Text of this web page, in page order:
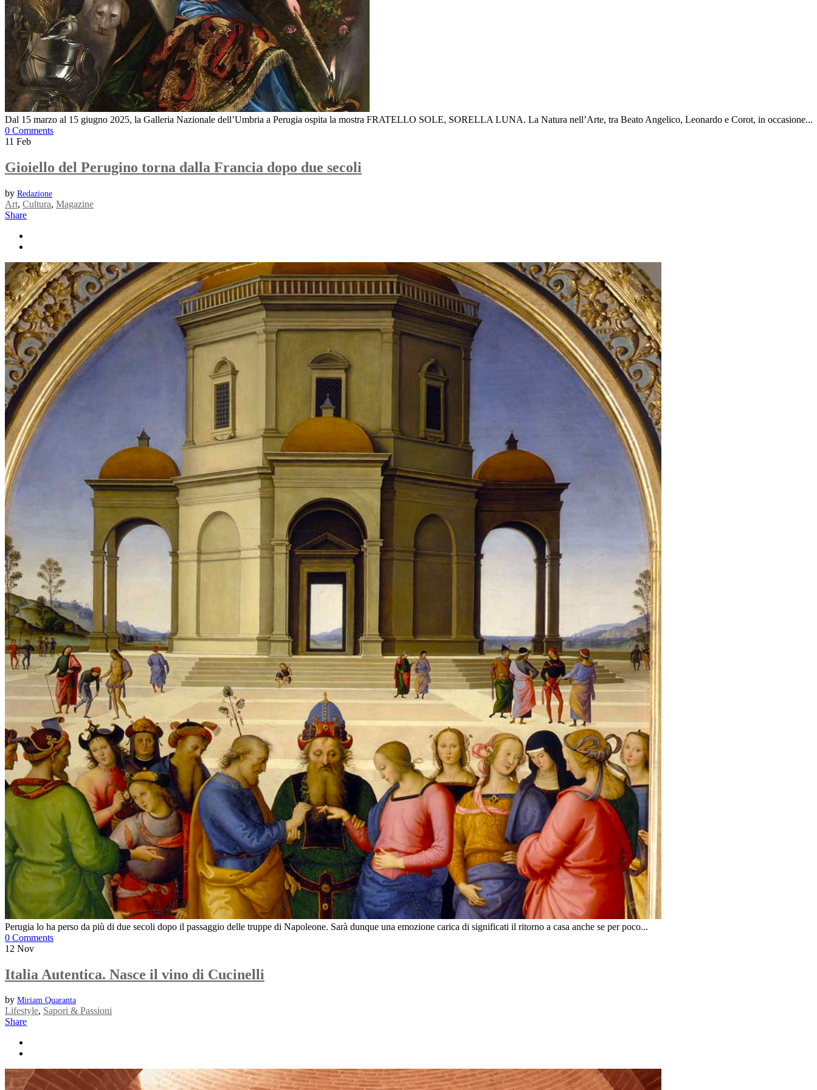
Dal 15 marzo al 15 giugno 2025, la Galleria Nazionale dell’Umbria a Perugia ospita la mostra FRATELLO SOLE, SORELLA LUNA. La Natura nell’Arte, tra Beato Angelico, Leonardo e Corot, in occasione...
0 Comments
11 Feb
Gioiello del Perugino torna dalla Francia dopo due secoli
by Redazione
Art, Cultura, Magazine
Share
Perugia lo ha perso da più di due secoli dopo il passaggio delle truppe di Napoleone. Sarà dunque una emozione carica di significati il ritorno a casa anche se per poco...
0 Comments
12 Nov
Italia Autentica. Nasce il vino di Cucinelli
by Miriam Quaranta
Lifestyle, Sapori & Passioni
Share